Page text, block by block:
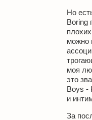
Но
Boring
можно
моя
это
Boys -
и
За